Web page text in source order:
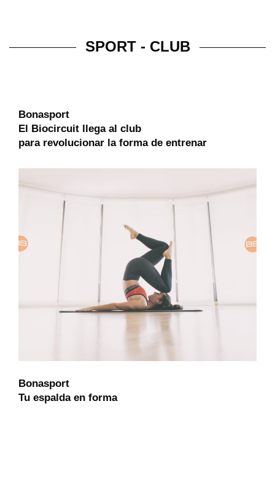
SPORT - CLUB
Bonasport
El Biocircuit llega al club
para revolucionar la forma de entrenar
Bonasport
Tu espalda en forma